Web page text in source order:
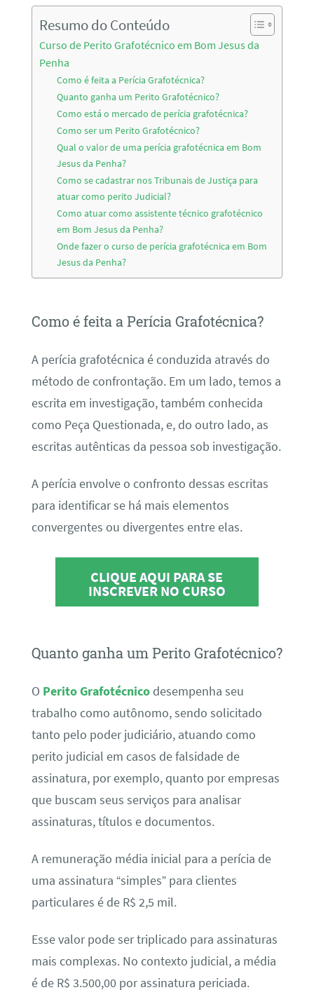
Resumo do Conteúdo
Curso de Perito Grafotécnico em Bom Jesus da
Penha
Como é feita a Perícia Grafotécnica?
Quanto ganha um Perito Grafotécnico?
Como está o mercado de perícia grafotécnica?
Como ser um Perito Grafotécnico?
Qual o valor de uma perícia grafotécnica em Bom
Jesus da Penha?
Como se cadastrar nos Tribunais de Justiça para
atuar como perito Judicial?
Como atuar como assistente técnico grafotécnico
em Bom Jesus da Penha?
Onde fazer o curso de perícia grafotécnica em Bom
Jesus da Penha?
Como é feita a Perícia Grafotécnica?
A perícia grafotécnica é conduzida através do
método de confrontação. Em um lado, temos a
escrita em investigação, também conhecida
como Peça Questionada, e, do outro lado, as
escritas autênticas da pessoa sob investigação.
A perícia envolve o confronto dessas escritas
para identificar se há mais elementos
convergentes ou divergentes entre elas.
CLIQUE AQUI PARA SE
INSCREVER NO CURSO
Quanto ganha um Perito Grafotécnico?
O Perito Grafotécnicodesempenha seu
trabalho como autônomo, sendo solicitado
tanto pelo poder judiciário, atuando como
perito judicial em casos de falsidade de
assinatura, por exemplo, quanto por empresas
que buscam seus serviços para analisar
assinaturas, títulos e documentos.
A remuneração média inicial para a perícia de
uma assinatura “simples” para clientes
particulares é de R$ 2,5 mil.
Esse valor pode ser triplicado para assinaturas
mais complexas. No contexto judicial, a média
é de R$ 3.500,00 por assinatura periciada.